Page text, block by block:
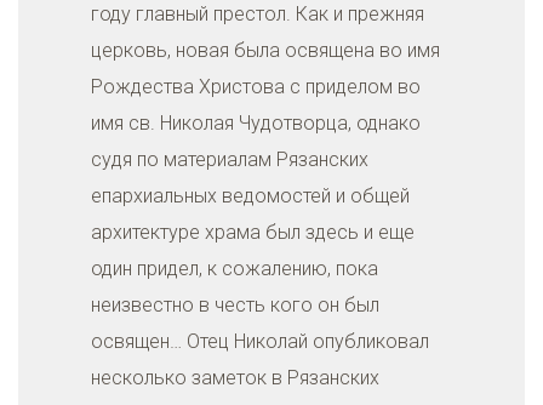
году главный престол. Как и прежняя
церковь, новая была освящена во имя
Рождества Христова с приделом во
имя св. Николая Чудотворца, однако
судя по материалам Рязанских
епархиальных ведомостей и общей
архитектуре храма был здесь и еще
один придел, к сожалению, пока
неизвестно в честь кого он был
освящен… Отец Николай опубликовал
несколько заметок в Рязанских